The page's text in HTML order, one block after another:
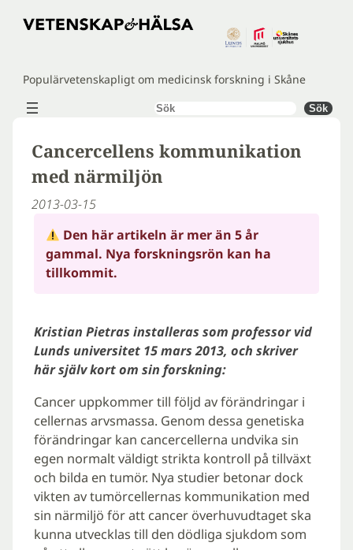
Hoppa
Populärvetenskapligt om medicinsk forskning i Skåne
Sök Sök
Cancercellens kommunikation
med närmiljön
2013-03-15
Den här artikeln är mer än 5 år
gammal. Nya forskningsrön kan ha
tillkommit.
Kristian Pietras installeras som professor vid
Lunds universitet 15 mars 2013, och skriver
här själv kort om sin forskning:
Cancer uppkommer till följd av förändringar i
cellernas arvsmassa. Genom dessa genetiska
förändringar kan cancercellerna undvika sin
egen normalt väldigt strikta kontroll på tillväxt
och bilda en tumör. Nya studier betonar dock
vikten av tumörcellernas kommunikation med
sin närmiljö för att cancer överhuvudtaget ska
kunna utvecklas till den dödliga sjukdom som